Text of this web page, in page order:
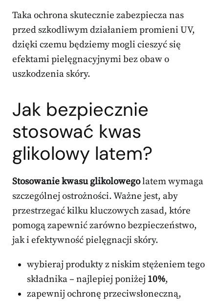
Taka ochrona skutecznie zabezpiecza nas
przed szkodliwym działaniem promieni UV,
dzięki czemu będziemy mogli cieszyć się
efektami pielęgnacyjnymi bez obaw o
uszkodzenia skóry.
Jak bezpiecznie
stosować kwas
glikolowy latem?
Stosowanie kwasu glikolowegolatem wymaga
szczególnej ostrożności. Ważne jest, aby
przestrzegać kilku kluczowych zasad, które
pomogą zapewnić zarówno bezpieczeństwo,
jak i efektywność pielęgnacji skóry.
wybieraj produkty z niskim stężeniem tego
składnika – najlepiej poniżej 10%,
zapewnij ochronę przeciwsłoneczną,